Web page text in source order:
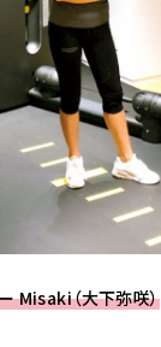
Misaki（大下弥咲）